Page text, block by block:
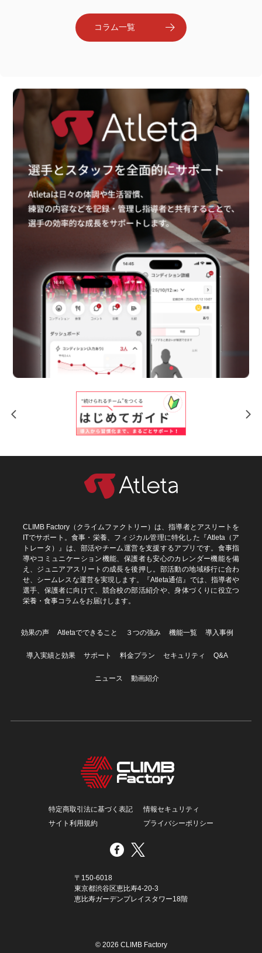
コラム一覧
CLIMB Factory（クライムファクトリー）は、指導者とアスリートを
ITでサポート。食事・栄養、フィジカル管理に特化した『Atleta（ア
トレータ）』は、部活やチーム運営を支援するアプリです。食事指
導やコミュニケーション機能、保護者も安心のカレンダー機能を備
え、ジュニアアスリートの成長を後押し。部活動の地域移行に合わ
せ、シームレスな運営を実現します。『Atleta通信』では、指導者や
選手、保護者に向けて、競合校の部活紹介や、身体づくりに役立つ
栄養・食事コラムをお届けします。
効果の声 Atletaでできること ３つの強み 機能一覧 導入事例
導入実績と効果 サポート 料金プラン セキュリティ Q&A
ニュース 動画紹介
〒150-6018
東京都渋谷区恵比寿4-20-3
恵比寿ガーデンプレイスタワー18階
特定商取引法に基づく表記
情報セキュリティ
サイト利用規約
プライバシーポリシー
© 2026 CLIMB Factory